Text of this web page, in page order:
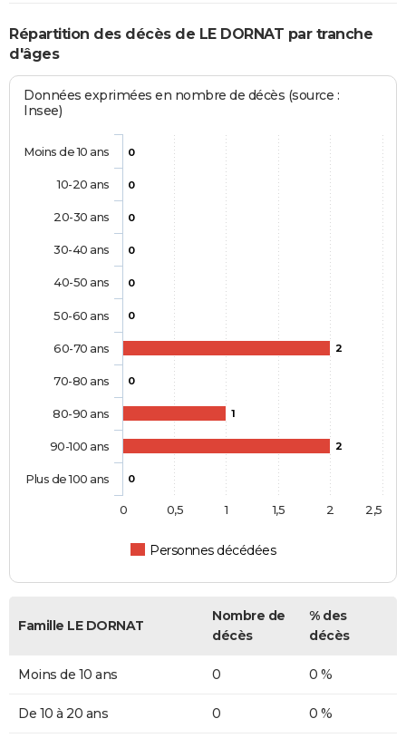
Répartition des décès de LE DORNAT par tranche
d'âges
Données exprimées en nombre de décès (source :
Insee)
0
0
0
0
0
0
2
0
1
2
0
Personnes décédées
Moins de 10 ans
10-20 ans
20-30 ans
30-40 ans
40-50 ans
50-60 ans
60-70 ans
70-80 ans
80-90 ans
90-100 ans
Plus de 100 ans
0 0,5 1 1,5 2 2,5
Famille LE DORNAT
Nombre de
décès
% des
décès
Moins de 10 ans 0 0 %
De 10 à 20 ans 0 0 %